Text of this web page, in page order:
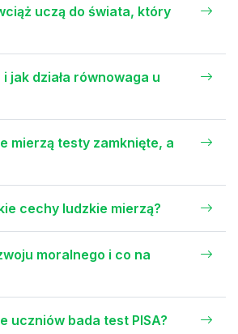
uczą do świata, który
jak działa równowaga u
mierzą testy zamknięte, a
cechy ludzkie mierzą?
moralnego i co na
uczniów bada test PISA?